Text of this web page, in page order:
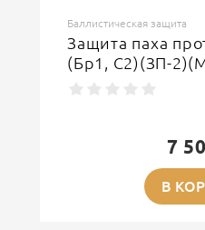
Баллистическая защита
Защита паха
(Бр1, С2)(ЗП-
7
В